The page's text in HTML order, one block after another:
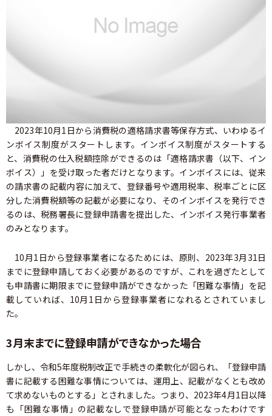
2023年10月1日から消費税の適格請求書等保存方式、いわゆるイ
ンボイス制度がスタートします。インボイス制度がスタートする
と、消費税の仕入税額控除ができるのは「適格請求書（以下、イン
ボイス）」を受け取った者だけとなります。インボイスには、従来
の請求書の記載内容に加えて、登録番号や適用税率、税率ごとに区
分した消費税額等の記載が必要になり、そのインボイスを発行でき
るのは、税務署長に登録申請書を提出した、インボイス発行事業者
のみとなります。
10月1日から登録事業者になるためには、原則、2023年3月31日
までに登録申請しておく必要があるのですが、これを過ぎたとして
も申請書に期限までに登録申請ができなかった「困難な事情」を記
載していれば、10月1日から登録事業者になれるとされていまし
た。
3月末までに登録申請ができなかった場合
しかし、令和5年度税制改正で手続きの柔軟化が図られ、「登録申請
書に記載する困難な事情については、運用上、記載がなくとも改め
て求めないものとする」とされました。つまり、2023年4月1日以降
も「困難な事情」の記載なしで登録申請が可能となったわけです